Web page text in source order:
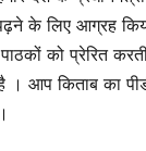
के लिए आग्रह
को प्रेरित
। आप किताब का